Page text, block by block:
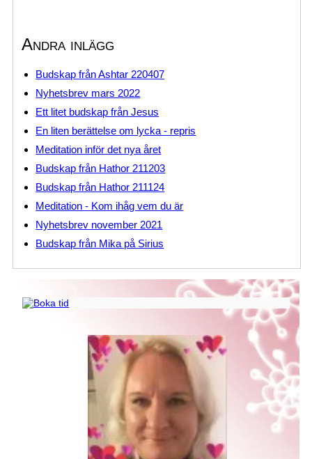
Andra inlägg
Budskap från Ashtar 220407
Nyhetsbrev mars 2022
Ett litet budskap från Jesus
En liten berättelse om lycka - repris
Meditation inför det nya året
Budskap från Hathor 211203
Budskap från Hathor 211124
Meditation - Kom ihåg vem du är
Nyhetsbrev november 2021
Budskap från Mika på Sirius